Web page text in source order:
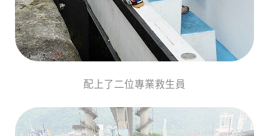
配上了二位專業救生員